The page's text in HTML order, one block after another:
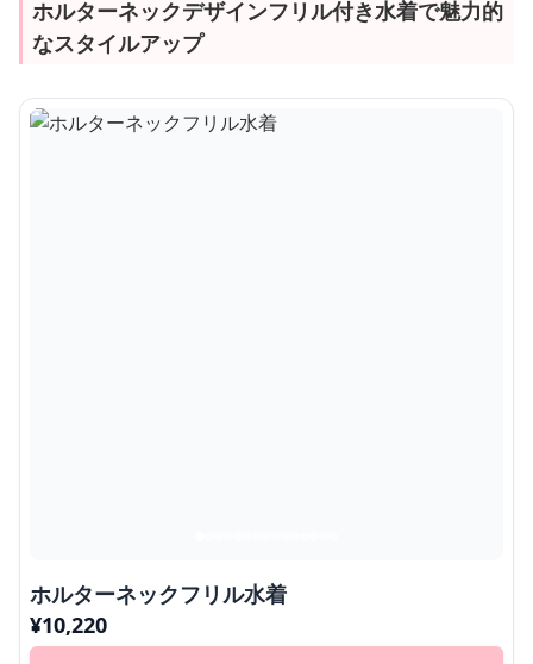
ホルターネックデザインフリル付き水着で魅力的
なスタイルアップ
ホルターネックフリル水着
¥10,220